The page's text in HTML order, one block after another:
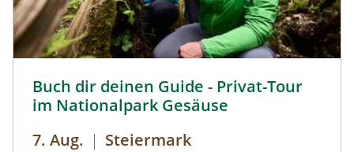
empfehlenswert.
Buch dir deinen Guide - Privat-Tour
im Nationalpark Gesäuse
7. Aug. | Steiermark